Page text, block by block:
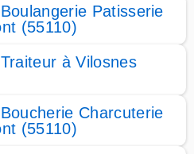
Patisserie
(55110)
à Vilosnes
Charcuterie
(55110)